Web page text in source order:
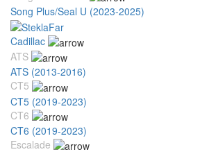
Song Plus/Seal U (2023-2025)
Cadillac
ATS
ATS (2013-2016)
CT5
CT5 (2019-2023)
CT6
CT6 (2019-2023)
Escalade